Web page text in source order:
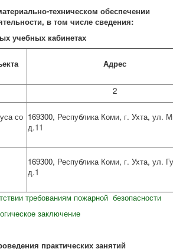
техническом обеспечении
в том числе сведения:
учебных кабинетах
Адрес
2
со 169300, Республика Коми, г. Ухта, ул.
д.11
169300, Республика Коми, г. Ухта, ул.
д.1
требованиям пожарной безопасности
заключение
практических занятий